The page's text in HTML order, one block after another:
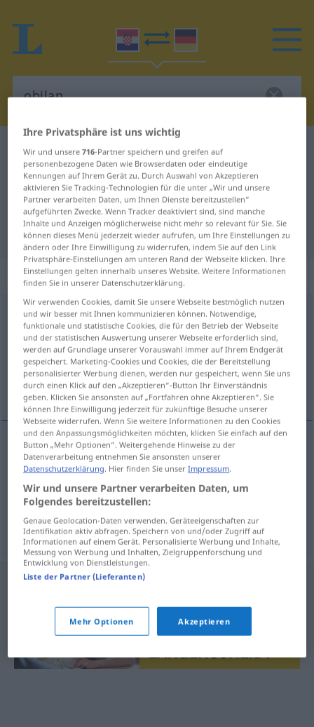
Kroatisch-Deutsch Wörterbuch obilan
Kroatisch-Deutsch Übersetzung für
"obilan"
"obilan" Deutsch Übersetzung
„obilan“
obilan ,-lat
Übersicht aller Übersetzungen
(Für mehr Details die Übersetzung anklicken/antippen)
reichhaltig, ertragreich, opulent
reichhaltig obilan
ertragreich obilanurod
opulent obilanobjed
Ihre Privatsphäre ist uns wichtig
Wir und unsere716-Partner speichern und greifen auf
personenbezogene Daten wie Browserdaten oder eindeutige
Kennungen auf Ihrem Gerät zu. Durch Auswahl von Akzeptieren
aktivieren Sie Tracking-Technologien für die unter „Wir und unsere
Partner verarbeiten Daten, um Ihnen Dienste bereitzustellen“
aufgeführten Zwecke. Wenn Tracker deaktiviert sind, sind manche
Inhalte und Anzeigen möglicherweise nicht mehr so relevant für Sie. Sie
können dieses Menü jederzeit wieder aufrufen, um Ihre Einstellungen zu
ändern oder Ihre Einwilligung zu widerrufen, indem Sie auf den Link
Privatsphäre-Einstellungen am unteren Rand der Webseite klicken. Ihre
Einstellungen gelten innerhalb unseres Website. Weitere Informationen
finden Sie in unserer Datenschutzerklärung.
Wir verwenden Cookies, damit Sie unsere Webseite bestmöglich nutzen
und wir besser mit Ihnen kommunizieren können. Notwendige,
funktionale und statistische Cookies, die für den Betrieb der Webseite
und der statistischen Auswertung unserer Webseite erforderlich sind,
werden auf Grundlage unserer Vorauswahl immer auf Ihrem Endgerät
gespeichert. Marketing-Cookies und Cookies, die der Bereitstellung
personalisierter Werbung dienen, werden nur gespeichert, wenn Sie uns
durch einen Klick auf den „Akzeptieren“-Button Ihr Einverständnis
geben. Klicken Sie ansonsten auf „Fortfahren ohne Akzeptieren“. Sie
können Ihre Einwilligung jederzeit für zukünftige Besuche unserer
Webseite widerrufen. Wenn Sie weitere Informationen zu den Cookies
und den Anpassungsmöglichkeiten möchten, klicken Sie einfach auf den
Button „Mehr Optionen“. Weitergehende Hinweise zu der
Datenverarbeitung entnehmen Sie ansonsten unserer
Datenschutzerklärung. Hier finden Sie unserImpressum.
Wir und unsere Partner verarbeiten Daten, um
Folgendes bereitzustellen:
Genaue Geolocation-Daten verwenden. Geräteeigenschaften zur
Identifikation aktiv abfragen. Speichern von und/oder Zugriff auf
Informationen auf einem Gerät. Personalisierte Werbung und Inhalte,
Messung von Werbung und Inhalten, Zielgruppenforschung und
Entwicklung von Dienstleistungen.
Liste der Partner (Lieferanten)
Mehr Optionen Akzeptieren